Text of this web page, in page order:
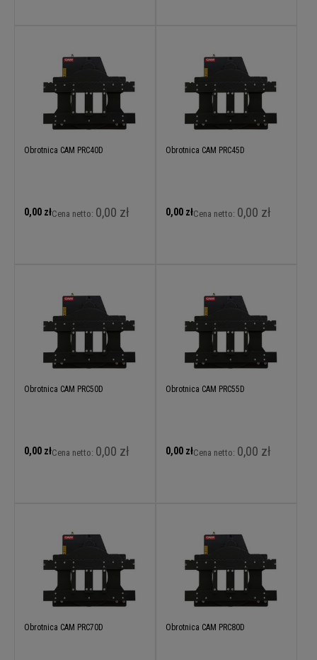
Obrotnica CAM PRC40D
0,00 złCena netto: 0,00 zł
Obrotnica CAM PRC45D
0,00 złCena netto: 0,00 zł
Obrotnica CAM PRC50D
0,00 złCena netto: 0,00 zł
Obrotnica CAM PRC55D
0,00 złCena netto: 0,00 zł
Obrotnica CAM PRC70D Obrotnica CAM PRC80D